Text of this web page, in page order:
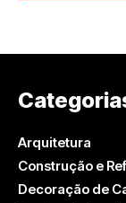
Arquitetura
Construção e
Decoração de